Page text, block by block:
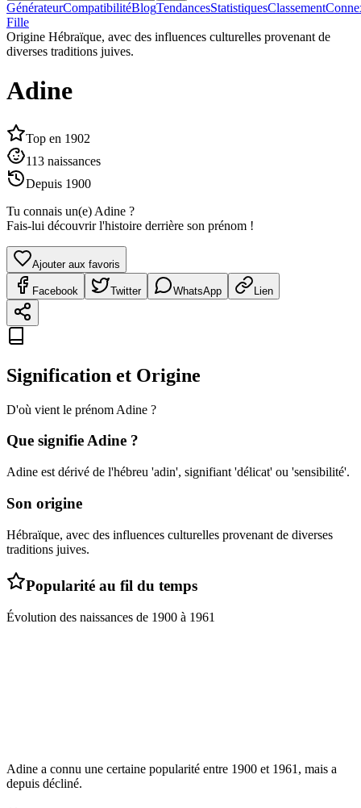
GénérateurCompatibilitéBlogTendancesStatistiquesClassement
Fille
Origine Hébraïque, avec des influences culturelles provenant de
diverses traditions juives.
Adine
Top en 1902
113 naissances
Depuis 1900
Tu connais un(e) Adine ?
Fais-lui découvrir l'histoire derrière son prénom !
Ajouter aux favoris
Facebook Twitter WhatsApp Lien
Signification et Origine
D'où vient le prénom Adine ?
Que signifieAdine ?
Adine est dérivé de l'hébreu 'adin', signifiant 'délicat' ou 'sensibilité'.
Son origine
Hébraïque, avec des influences culturelles provenant de diverses
traditions juives.
Popularité au fil du temps
Évolution des naissances de 1900 à 1961
Adine a connu une certaine popularité entre 1900 et 1961, mais a
depuis décliné.